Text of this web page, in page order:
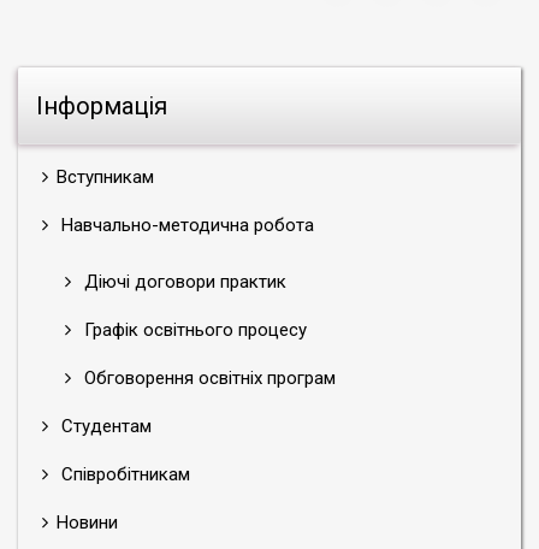
Інформація
Вступникам
Навчально-методична робота
Діючі договори практик
Графік освітнього процесу
Обговорення освітніх програм
Студентам
Співробітникам
Новини